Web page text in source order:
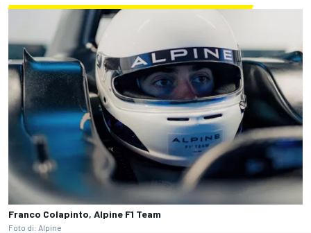
Franco Colapinto, Alpine F1 Team
Foto di: Alpine